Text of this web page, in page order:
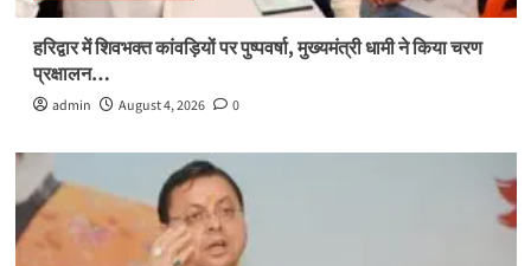
हरिद्वार में शिवभक्त कांवड़ियों पर पुष्पवर्षा, मुख्यमंत्री धामी ने किया चरण
प्रक्षालन…
admin August 4, 2026 0